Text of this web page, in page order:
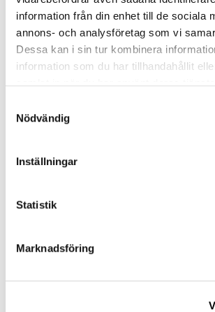
information från din enhet till de sociala
annons- och analysföretag som vi
Dessa kan i sin tur kombinera
information som du har tillhandahållit
Nödvändig
Inställningar
Statistik
Marknadsföring
presentkort kan användas för
Stillery Relax & Poolclub.